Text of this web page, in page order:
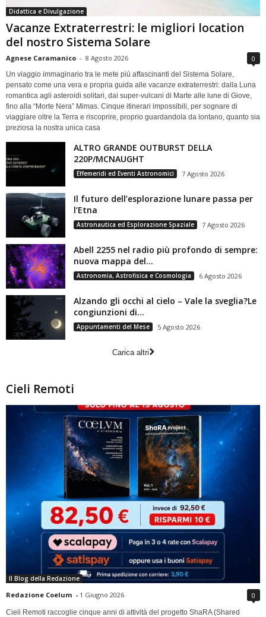
Didattica e Divulgazione
Vacanze Extraterrestri: le migliori location
del nostro Sistema Solare
Agnese Caramanico - 8 Agosto 2026 0
Un viaggio immaginario tra le mete più affascinanti del Sistema Solare,
pensato come una vera e propria guida alle vacanze extraterrestri: dalla Luna
romantica agli asteroidi solitari, dai super-vulcani di Marte alle lune di Giove,
fino alla “Morte Nera” Mimas. Cinque itinerari impossibili, per sognare di
viaggiare oltre la Terra e riscoprire, proprio guardandola da lontano, quanto sia
preziosa la nostra unica casa
ALTRO GRANDE OUTBURST DELLA
220P/MCNAUGHT
Effemeridi ed Eventi Astronomici 7 Agosto 2026
Il futuro dell’esplorazione lunare passa per
l’Etna
Astronautica ed Esplorazione Spaziale 7 Agosto 2026
Abell 2255 nel radio più profondo di sempre:
nuova mappa del...
Astronomia, Astrofisica e Cosmologia 6 Agosto 2026
Alzando gli occhi al cielo – Vale la sveglia?Le
congiunzioni di...
Appuntamenti del Mese 5 Agosto 2026
Carica altri
Cieli Remoti
Il Blog della Redazione
Redazione Coelum - 1 Giugno 2026 0
Cieli Remoti raccoglie cinque anni di attività del progetto ShaRA (Shared